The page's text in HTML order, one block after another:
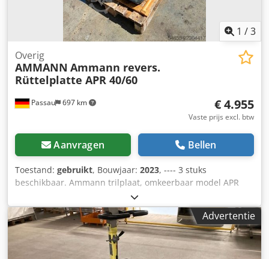
1 /3
Passau 697 km
Overig
AMMANN Ammann revers.
Rüttelplatte APR 40/60
€ 4.955
Vaste prijs excl. btw
Aanvragen Bellen
Toestand: gebruikt, Bouwjaar: 2023, ---- 3 stuks
beschikbaar. Ammann trilplaat, omkeerbaar model APR
40/60 Artikelnummer: 100563147 Bouwjaar: 2023
Dcsdpfozkzzbox Ah Rok Ammann trilplaat, omkeerbaar
model APR 40/60 Artikelnummer: 100563148 Bouwjaar:
2023 Specificaties: Motor: Hatz / diesel Gewicht machine:
284 kg Verdichtingsbreedte: 600 mm
Advertentie